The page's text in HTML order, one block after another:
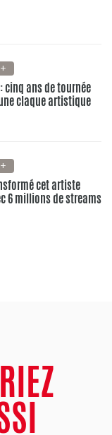
cinq ans de tournée
claque artistique
cet artiste
6 millions de streams